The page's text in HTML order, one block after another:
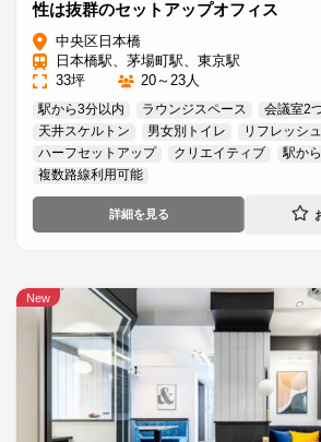
性は抜群のセットアップオフィス
中央区日本橋
日本橋駅、茅場町駅、東京駅
33坪
20～23人
駅から3分以内 ラウンジスペース 会議室2
天井スケルトン
男女別トイレ
リフレッシ
ハーフセットアップ
クリエイティブ
駅か
複数路線利用可能
詳細を見る
New